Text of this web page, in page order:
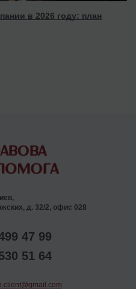
в 2026 году: план
д. 32/2, офис 028
47 99
51 64